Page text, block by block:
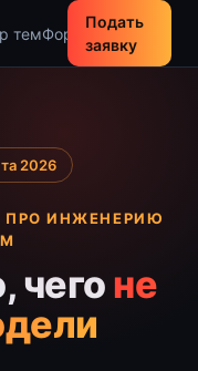
темФорматыЗаявка
Подать
заявку
2026
ПРО ИНЖЕНЕРИЮ
чегоне